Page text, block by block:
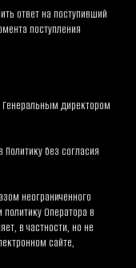
ответ на поступивший
поступления
Генеральным директором
без согласия
неограниченного
Оператора в
в частности, но не
сайте,